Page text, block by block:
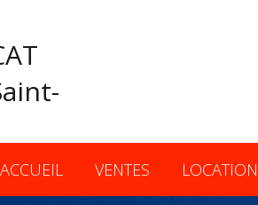
ACCUEIL VENTES